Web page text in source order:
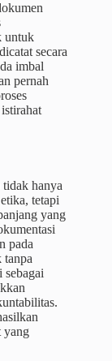
untuk
secara
imbal
pernah
hanya
tetapi
yang
pada
tanpa
sebagai
yang